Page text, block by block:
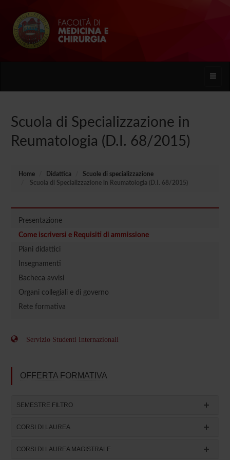
Toggle
Scuola di Specializzazione in
Reumatologia (D.I. 68/2015)
Home Didattica
Scuole di specializzazione
Scuola di Specializzazione in Reumatologia (D.I. 68/2015)
Presentazione
Come iscriversi e Requisiti di ammissione
Piani didattici
Insegnamenti
Bacheca avvisi
Organi collegiali e di governo
Rete formativa
Servizio Studenti Internazionali
OFFERTA FORMATIVA
SEMESTRE FILTRO
CORSI DI LAUREA
CORSI DI LAUREA MAGISTRALE